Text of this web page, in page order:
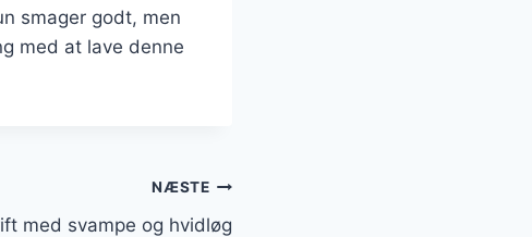
smager godt, men
med at lave denne
NÆSTE
med svampe og hvidløg